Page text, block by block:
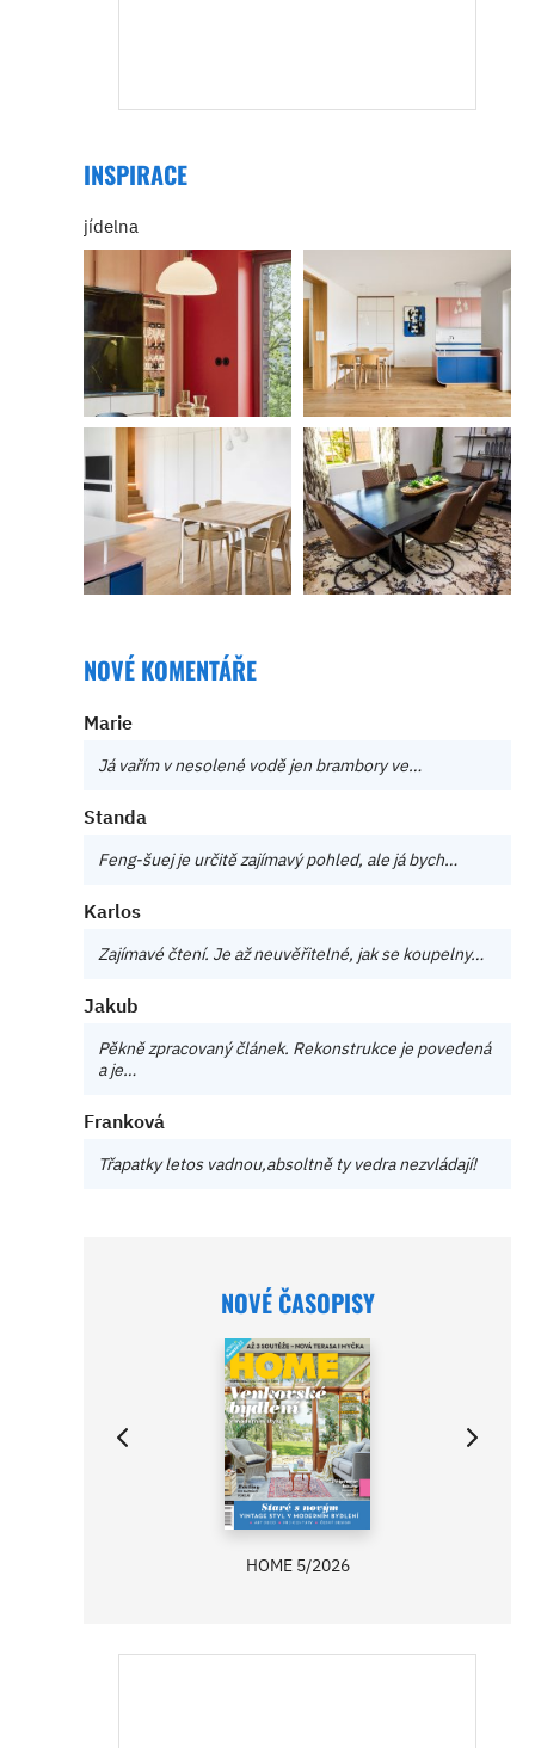
INSPIRACE
jídelna
NOVÉ KOMENTÁŘE
Marie
Já vařím v nesolené vodě jen brambory ve…
Standa
Feng-šuej je určitě zajímavý pohled, ale já bych…
Karlos
Zajímavé čtení. Je až neuvěřitelné, jak se koupelny…
Jakub
Pěkně zpracovaný článek. Rekonstrukce je povedená
a je…
Franková
Třapatky letos vadnou,absoltně ty vedra nezvládají!
NOVÉ ČASOPISY
HOME 5/2026